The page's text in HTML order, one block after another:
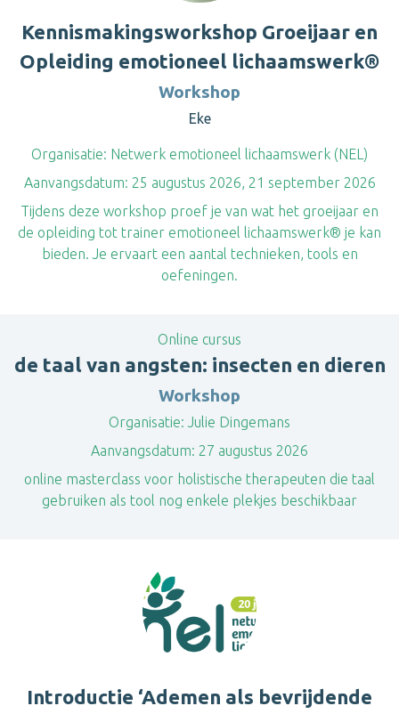
Kennismakingsworkshop Groeijaar en
Opleiding emotioneel lichaamswerk®
Workshop
Eke
Organisatie: Netwerk emotioneel lichaamswerk (NEL)
Aanvangsdatum: 25 augustus 2026, 21 september 2026
Tijdens deze workshop proef je van wat het groeijaar en
de opleiding tot trainer emotioneel lichaamswerk® je kan
bieden. Je ervaart een aantal technieken, tools en
oefeningen.
Online cursus
de taal van angsten: insecten en dieren
Workshop
Organisatie: Julie Dingemans
Aanvangsdatum: 27 augustus 2026
online masterclass voor holistische therapeuten die taal
gebruiken als tool nog enkele plekjes beschikbaar
Introductie ‘Ademen als bevrijdende